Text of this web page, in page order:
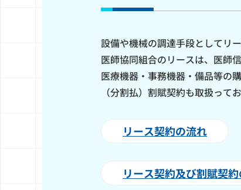
設備や機械の調達手段としてリ
医師協同組合のリースは、医師
医療機器・事務機器・備品等の
（分割払）割賦契約も取扱って
リース契約の流れ
リース契約及び割賦契